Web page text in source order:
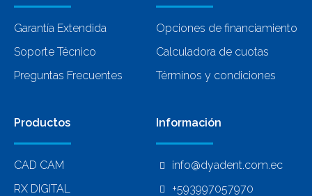
Garantía Extendida
Soporte Técnico
Preguntas Frecuentes
Opciones de financiamiento
Calculadora de cuotas
Términos y condiciones
Productos
CAD CAM
RX DIGITAL
Información
info@dyadent.com.ec
+593997057970